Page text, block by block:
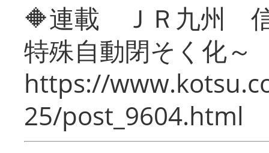
🔶連載 ＪＲ九州 信
特殊自動閉そく化～
https://
25/post_9604.html